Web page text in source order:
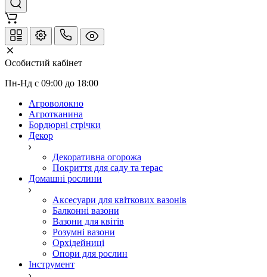
Особистий кабінет
Пн-Нд с 09:00 до 18:00
Агроволокно
Агротканина
Бордюрні стрічки
Декор
Декоративна огорожа
Покриття для саду та терас
Домашні рослини
Аксесуари для квіткових вазонів
Балконні вазони
Вазони для квітів
Розумні вазони
Орхідейниці
Опори для рослин
Інструмент